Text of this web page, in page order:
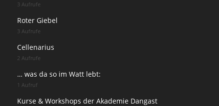
3 Aufrufe
Roter Giebel
3 Aufrufe
Cellenarius
2 Aufrufe
… was da so im Watt lebt:
1 Aufruf
Kurse & Workshops der Akademie Dangast